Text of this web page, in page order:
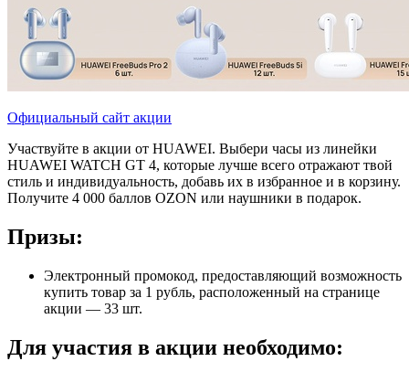
Официальный сайт акции
Участвуйте в акции от HUAWEI. Выбери часы из линейки
HUAWEI WATCH GT 4, которые лучше всего отражают твой
стиль и индивидуальность, добавь их в избранное и в корзину.
Получите 4 000 баллов OZON или наушники в подарок.
Призы:
Электронный промокод, предоставляющий возможность
купить товар за 1 рубль, расположенный на странице
акции — 33 шт.
Для участия в акции необходимо: